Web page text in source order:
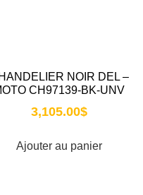
NOIR DEL –
CH97139-BK-UNV
3,105.00$
Ajouter au panier